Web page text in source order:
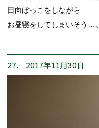
日向ぼっこをしながら
お昼寝をしてしまいそう…。
27. 2017年11月30日